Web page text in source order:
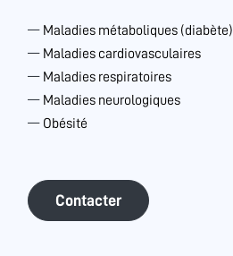
Maladies métaboliques (diabète)
Maladies cardiovasculaires
Maladies respiratoires
Maladies neurologiques
Obésité
Contacter